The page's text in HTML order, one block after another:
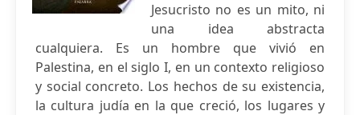
Jesucristo no es un mito, ni
una idea abstracta
cualquiera. Es un hombre que vivió en
Palestina, en el siglo I, en un contexto religioso
y social concreto. Los hechos de su existencia,
la cultura judía en la que creció, los lugares y